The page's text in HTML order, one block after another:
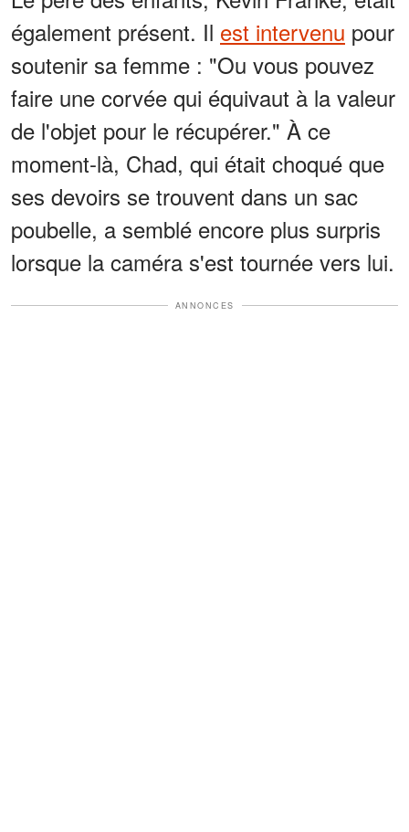
également présent. Il est intervenu pour
soutenir sa femme : "Ou vous pouvez
faire une corvée qui équivaut à la valeur
de l'objet pour le récupérer." À ce
moment-là, Chad, qui était choqué que
ses devoirs se trouvent dans un sac
poubelle, a semblé encore plus surpris
lorsque la caméra s'est tournée vers lui.
ANNONCES